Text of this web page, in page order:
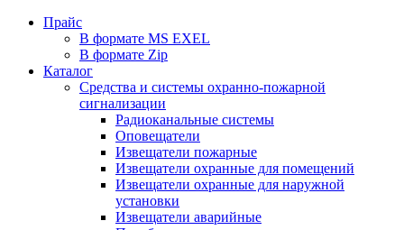
Прайс
В формате MS EXEL
В формате Zip
Каталог
Средства и системы охранно-пожарной
сигнализации
Радиоканальные системы
Оповещатели
Извещатели пожарные
Извещатели охранные для помещений
Извещатели охранные для наружной
установки
Извещатели аварийные